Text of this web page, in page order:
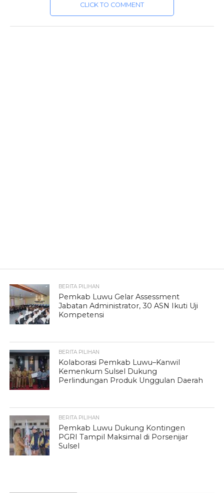
CLICK TO COMMENT
BERITA PILIHAN
Pemkab Luwu Gelar Assessment
Jabatan Administrator, 30 ASN Ikuti Uji
Kompetensi
BERITA PILIHAN
Kolaborasi Pemkab Luwu–Kanwil
Kemenkum Sulsel Dukung
Perlindungan Produk Unggulan Daerah
BERITA PILIHAN
Pemkab Luwu Dukung Kontingen
PGRI Tampil Maksimal di Porsenijar
Sulsel